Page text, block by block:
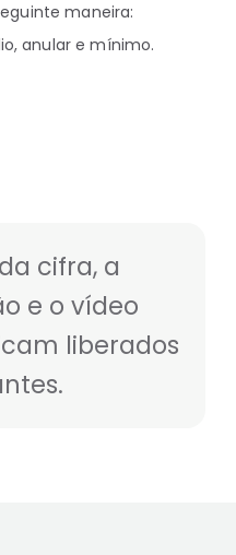
maneira:
anular e mínimo.
cifra, a
e o vídeo
liberados